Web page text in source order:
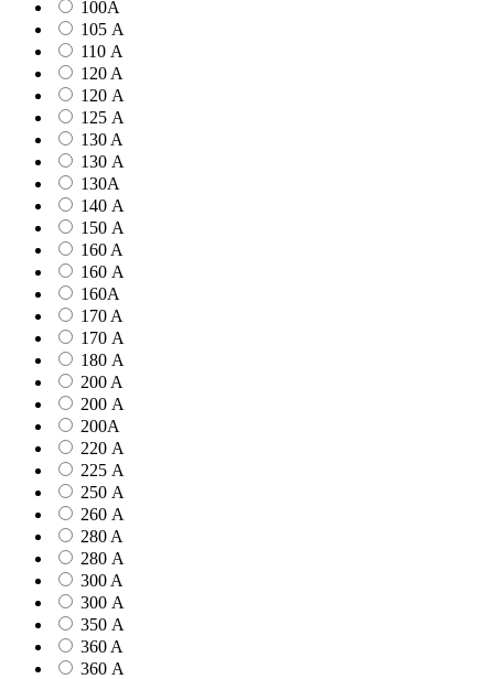
100А
105 А
110 А
120 A
120 А
125 А
130 A
130 А
130А
140 А
150 А
160 A
160 А
160А
170 A
170 А
180 А
200 A
200 А
200А
220 А
225 А
250 А
260 А
280 A
280 А
300 A
300 А
350 А
360 A
360 А